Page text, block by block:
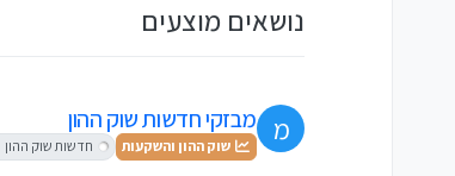
נושאים מוצעים
מ מבזקי חדשות שוק ההון
שוק ההון והשקעות חדשות שוק ההון